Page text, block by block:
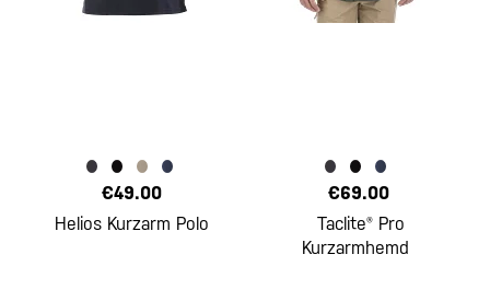
€49.00
Helios Kurzarm Polo
€69.00
Taclite® Pro
Kurzarmhemd